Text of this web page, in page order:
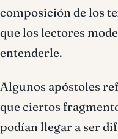
composición de los
que los lectores
entenderle.
Algunos apóstoles
que ciertos
podían llegar a ser